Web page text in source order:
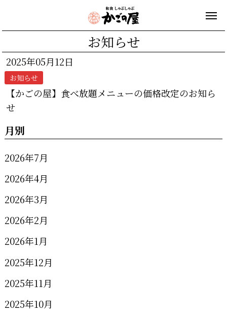
お知らせ
2025年05月12日
お知らせ
【かごの屋】食べ放題メニューの価格改定のお知ら
せ
月別
2026年7月
2026年4月
2026年3月
2026年2月
2026年1月
2025年12月
2025年11月
2025年10月